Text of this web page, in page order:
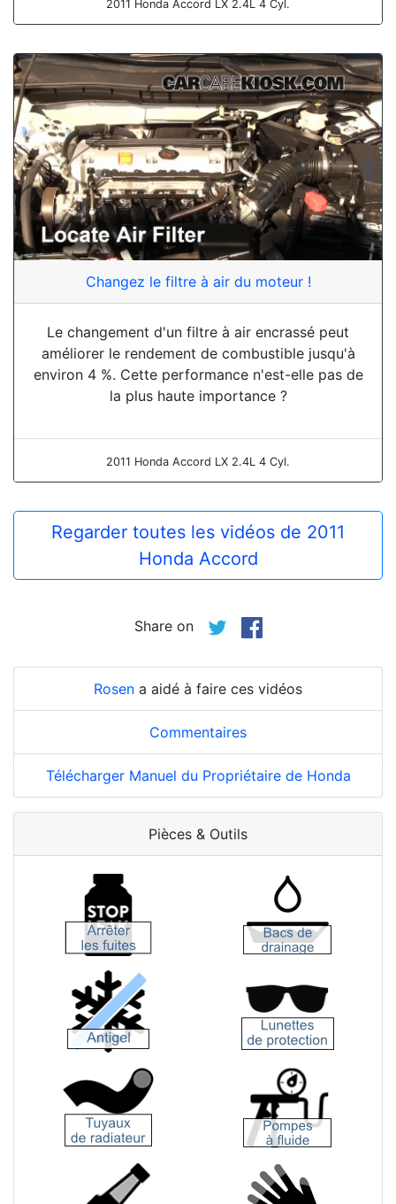
2011 Honda Accord LX 2.4L 4 Cyl.
Changez le filtre à air du moteur !
Le changement d'un filtre à air encrassé peut
améliorer le rendement de combustible jusqu'à
environ 4 %. Cette performance n'est-elle pas de
la plus haute importance ?
2011 Honda Accord LX 2.4L 4 Cyl.
Regarder toutes les vidéos de 2011
Honda Accord
Share on
Rosen a aidé à faire ces vidéos
Commentaires
Télécharger Manuel du Propriétaire de Honda
Pièces & Outils